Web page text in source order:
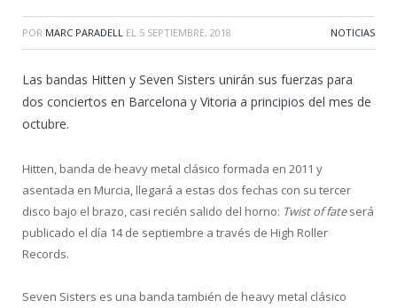
POR MARC PARADELL EL 5 SEPTIEMBRE, 2018 NOTICIAS
Las bandas Hitten y Seven Sisters unirán sus fuerzas para
dos conciertos en Barcelona y Vitoria a principios del mes de
octubre.
Hitten, banda de heavy metal clásico formada en 2011 y
asentada en Murcia, llegará a estas dos fechas con su tercer
disco bajo el brazo, casi recién salido del horno: Twist of fateserá
publicado el día 14 de septiembre a través de High Roller
Records.
Seven Sisters es una banda también de heavy metal clásico